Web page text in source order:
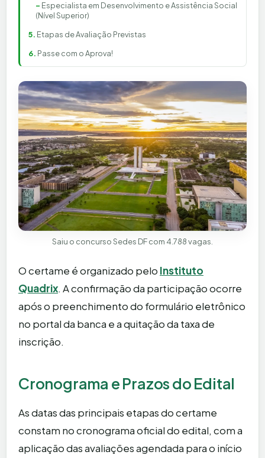
Especialista em Desenvolvimento e Assistência Social
(Nível Superior)
Etapas de Avaliação Previstas
Passe com o Aprova!
Saiu o concurso Sedes DF com 4.788 vagas.
O certame é organizado pelo Instituto
Quadrix. A confirmação da participação ocorre
após o preenchimento do formulário eletrônico
no portal da banca e a quitação da taxa de
inscrição.
Cronograma e Prazos do Edital
As datas das principais etapas do certame
constam no cronograma oficial do edital, com a
aplicação das avaliações agendada para o início